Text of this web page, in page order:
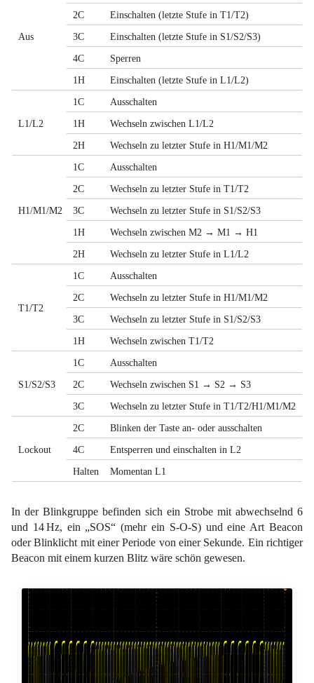
Aus
2C
Einschalten (letzte Stufe in T1/T2)
3C
Einschalten (letzte Stufe in S1/S2/S3)
4C
Sperren
1H
Einschalten (letzte Stufe in L1/L2)
L1/L2
1C
Ausschalten
1H
Wechseln zwischen L1/L2
2H
Wechseln zu letzter Stufe in H1/M1/M2
H1/M1/M2
1C
Ausschalten
2C
Wechseln zu letzter Stufe in T1/T2
3C
Wechseln zu letzter Stufe in S1/S2/S3
1H
Wechseln zwischen M2 → M1 → H1
2H
Wechseln zu letzter Stufe in L1/L2
T1/T2
1C
Ausschalten
2C
Wechseln zu letzter Stufe in H1/M1/M2
3C
Wechseln zu letzter Stufe in S1/S2/S3
1H
Wechseln zwischen T1/T2
S1/S2/S3
1C
Ausschalten
2C
Wechseln zwischen S1 → S2 → S3
3C
Wechseln zu letzter Stufe in T1/T2/H1/M1/M2
Lockout
2C
Blinken der Taste an- oder ausschalten
4C
Entsperren und einschalten in L2
Halten
Momentan L1
In der Blinkgruppe befinden sich ein Strobe mit abwechselnd 6
und 14 Hz, ein „SOS“ (mehr ein S-O-S) und eine Art Beacon
oder Blinklicht mit einer Periode von einer Sekunde. Ein richtiger
Beacon mit einem kurzen Blitz wäre schön gewesen.